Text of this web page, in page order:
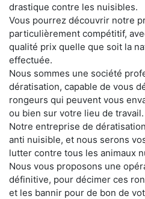
drastique contre les nuisibles.
Vous pourrez découvrir notre
particulièrement compétitif,
qualité prix quelle que soit la
effectuée.
Nous sommes une société
dératisation, capable de vous
rongeurs qui peuvent vous
ou bien sur votre lieu de travail.
Notre entreprise de
anti nuisible, et nous serons
lutter contre tous les animaux
Nous vous proposons une
définitive, pour décimer ces
et les bannir pour de bon de